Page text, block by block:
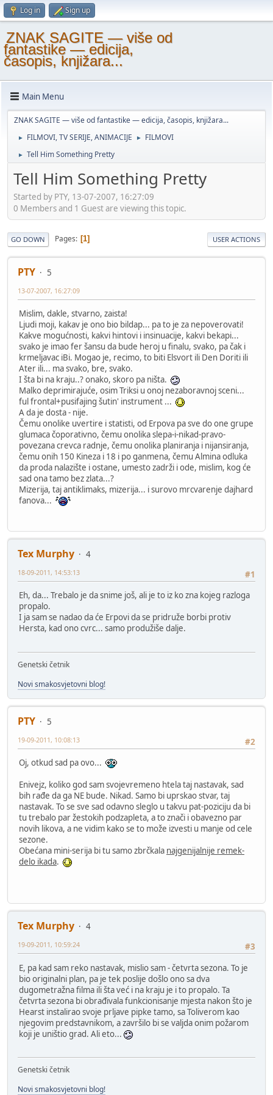
Log in Sign up
ZNAK SAGITE — više od
fantastike — edicija,
časopis, knjižara...
Main Menu
ZNAK SAGITE — više od fantastike — edicija, časopis, knjižara...
► FILMOVI, TV SERIJE, ANIMACIJE ► FILMOVI
► Tell Him Something Pretty
Tell Him Something Pretty
Started by PTY, 13-07-2007, 16:27:09
0 Members and 1 Guest are viewing this topic.
GO DOWN Pages 1 USER ACTIONS
PTY 5
13-07-2007, 16:27:09
Mislim, dakle, stvarno, zaista!
Ljudi moji, kakav je ono bio bildap... pa to je za nepoverovati!
Kakve mogućnosti, kakvi hintovi i insinuacije, kakvi bekapi...
svako je imao fer šansu da bude heroj u finalu, svako, pa čak i
krmeljavac iBi. Mogao je, recimo, to biti Elsvort ili Den Doriti ili
Ater ili... ma svako, bre, svako.
I šta bi na kraju..? onako, skoro pa ništa.
Malko deprimirajuće, osim Triksi u onoj nezaboravnoj sceni...
ful frontal+pusifajing šutin' instrument ...
A da je dosta - nije.
Čemu onolike uvertire i statisti, od Erpova pa sve do one grupe
glumaca čoporativno, čemu onolika slepa-i-nikad-pravo-
povezana crevca radnje, čemu onolika planiranja i nijansiranja,
čemu onih 150 Kineza i 18 i po ganmena, čemu Almina odluka
da proda nalazište i ostane, umesto zadrži i ode, mislim, kog će
sad ona tamo bez zlata...?
Mizerija, taj antiklimaks, mizerija... i surovo mrcvarenje dajhard
fanova...
Tex Murphy
4
#1
18-09-2011, 14:53:13
Eh, da... Trebalo je da snime još, ali je to iz ko zna kojeg razloga
propalo.
I ja sam se nadao da će Erpovi da se pridruže borbi protiv
Hersta, kad ono cvrc... samo produžiše dalje.
Genetski četnik
Novi smakosvjetovni blog!
PTY
5
#2
19-09-2011, 10:08:13
Oj, otkud sad pa ovo...
Enivejz, koliko god sam svojevremeno htela taj nastavak, sad
bih rađe da ga NE bude. Nikad. Samo bi uprskao stvar, taj
nastavak. To se sve sad odavno sleglo u takvu pat-poziciju da bi
tu trebalo par žestokih podzapleta, a to znači i obavezno par
novih likova, a ne vidim kako se to može izvesti u manje od cele
sezone.
Obećana mini-serija bi tu samo zbrčkala najgenijalnije remek-
delo ikada.
Tex Murphy
4
#3
19-09-2011, 10:59:24
E, pa kad sam reko nastavak, mislio sam - četvrta sezona. To je
bio originalni plan, pa je tek poslije došlo ono sa dva
dugometražna filma ili šta već i na kraju je i to propalo. Ta
četvrta sezona bi obrađivala funkcionisanje mjesta nakon što je
Hearst instalirao svoje prljave pipke tamo, sa Toliverom kao
njegovim predstavnikom, a završilo bi se valjda onim požarom
koji je uništio grad. Ali eto...
Genetski četnik
Novi smakosvjetovni blog!